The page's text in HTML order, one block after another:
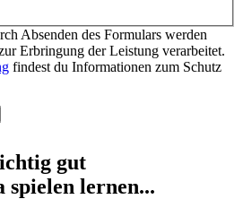
Absenden des Formulars werden
Erbringung der Leistung verarbeitet.
findest du Informationen zum Schutz
gut
lernen...